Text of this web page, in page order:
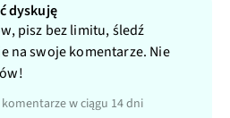
dyskuję
pisz bez limitu, śledź
na swoje komentarze. Nie
w ciągu 14 dni